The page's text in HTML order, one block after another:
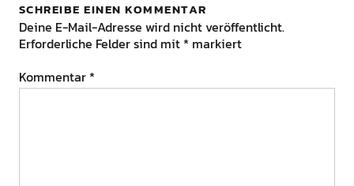
SCHREIBE EINEN KOMMENTAR
Deine E-Mail-Adresse wird nicht veröffentlicht.
Erforderliche Felder sind mit * markiert
Kommentar *